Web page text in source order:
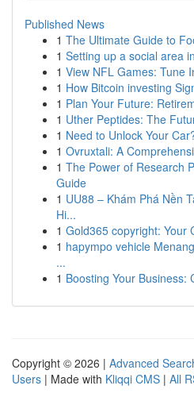
Published News
1 The Ultimate Guide to
1 Setting up a social area
1 View NFL Games: Tune
1 How Bitcoin investing
1 Plan Your Future:
1 Uther Peptides: The
1 Need to Unlock Your
1 Ovruxtali: A
1 The Power of Research
Guide
1 UU88 – Khám Phá Nền
Hi...
1 Gold365 copyright: Your
1 hapympo vehicle
...
1 Boosting Your Business:
Copyright © 2026 | Advanced
Users | Made with Kliqqi CMS | All